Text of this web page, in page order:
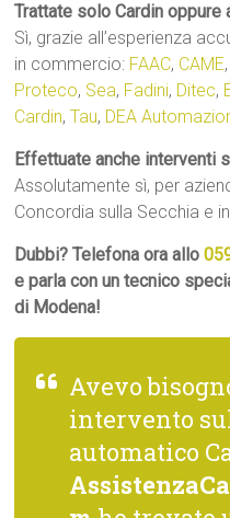
Trattate solo Cardin oppure
Sì, grazie all’esperienza
in commercio: FAAC, CAME,
Proteco, Sea, Fadini, Ditec,
Cardin,Tau, DEA
Effettuate anche interventi
Assolutamente sì, per
Concordia sulla Secchia e
Dubbi? Telefona ora allo
e parla con un tecnico
di Modena!
Avevo
intervento
automatico